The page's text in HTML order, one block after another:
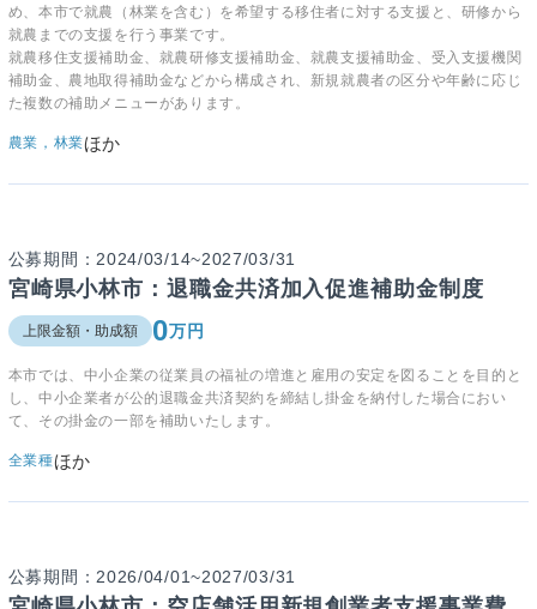
め、本市で就農（林業を含む）を希望する移住者に対する支援と、研修から
就農までの支援を行う事業です。
就農移住支援補助金、就農研修支援補助金、就農支援補助金、受入支援機関
補助金、農地取得補助金などから構成され、新規就農者の区分や年齢に応じ
た複数の補助メニューがあります。
農業，林業ほか
公募期間：2024/03/14~2027/03/31
宮崎県小林市：退職金共済加入促進補助金制度
上限金額・助成額 0万円
本市では、中小企業の従業員の福祉の増進と雇用の安定を図ることを目的と
し、中小企業者が公的退職金共済契約を締結し掛金を納付した場合におい
て、その掛金の一部を補助いたします。
全業種ほか
公募期間：2026/04/01~2027/03/31